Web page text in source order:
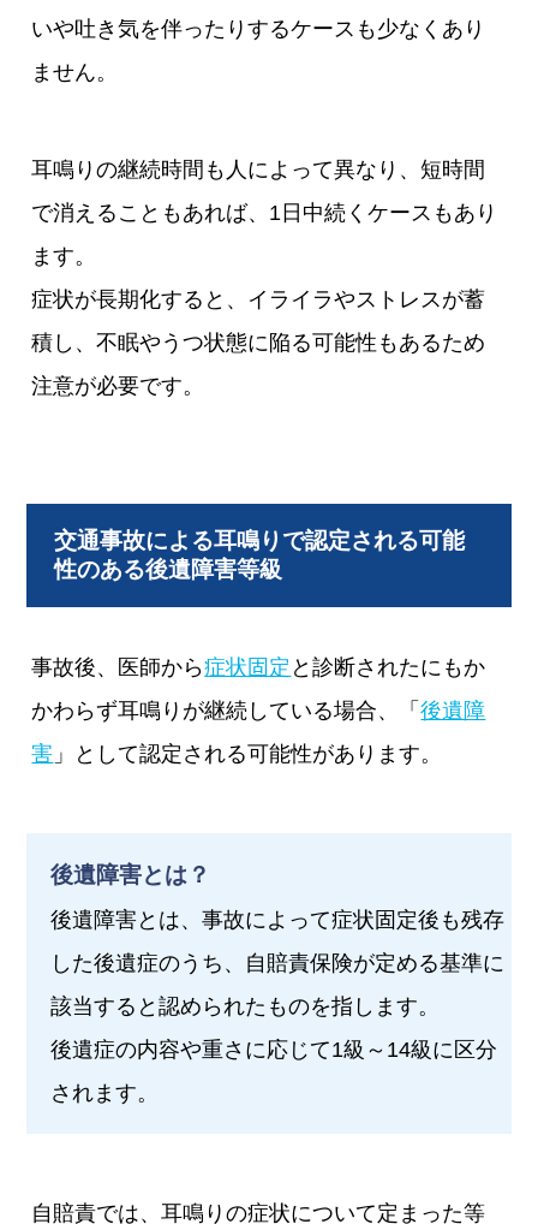
いや吐き気を伴ったりするケースも少なくあり
ません。
耳鳴りの継続時間も人によって異なり、短時間
で消えることもあれば、1日中続くケースもあり
ます。
症状が長期化すると、イライラやストレスが蓄
積し、不眠やうつ状態に陥る可能性もあるため
注意が必要です。
交通事故による耳鳴りで認定される可能
性のある後遺障害等級
事故後、医師から症状固定 と診断されたにもか
かわらず耳鳴りが継続している場合、「後遺障
害 」として認定される可能性があります。
後遺障害とは？
後遺障害とは、事故によって症状固定後も残存
した後遺症のうち、自賠責保険が定める基準に
該当すると認められたものを指します。
後遺症の内容や重さに応じて1級～14級に区分
されます。
自賠責では、耳鳴りの症状について定まった等